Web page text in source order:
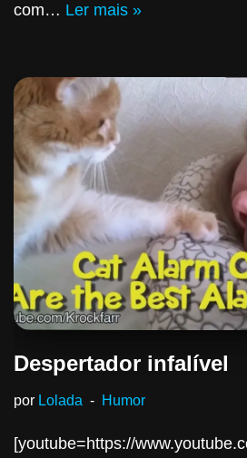
com… Ler mais »
Despertador infalível
por Lolada Humor
[youtube=https://